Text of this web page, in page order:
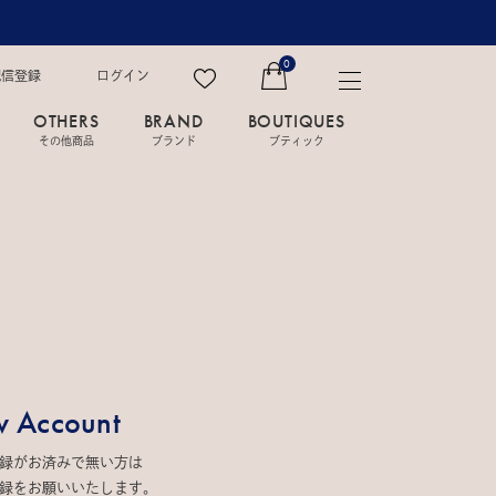
登録 ログイン
0
OTHERS
その他商品
BRAND
ブランド
BOUTIQUES
ブティック
Account
がお済みで無い方は
をお願いいたします。